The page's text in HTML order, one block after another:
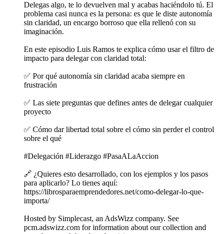
Delegas algo, te lo devuelven mal y acabas haciéndolo tú. El
problema casi nunca es la persona: es que le diste autonomía
sin claridad, un encargo borroso que ella rellenó con su
imaginación.
En este episodio Luis Ramos te explica cómo usar el filtro de
impacto para delegar con claridad total:
✅ Por qué autonomía sin claridad acaba siempre en
frustración
✅ Las siete preguntas que defines antes de delegar cualquier
proyecto
✅ Cómo dar libertad total sobre el cómo sin perder el control
sobre el qué
#Delegación #Liderazgo #PasaALaAccion
🔗 ¿Quieres esto desarrollado, con los ejemplos y los pasos
para aplicarlo? Lo tienes aquí:
https://librosparaemprendedores.net/como-delegar-lo-que-
importa/
Hosted by Simplecast, an AdsWizz company. See
pcm.adswizz.com for information about our collection and